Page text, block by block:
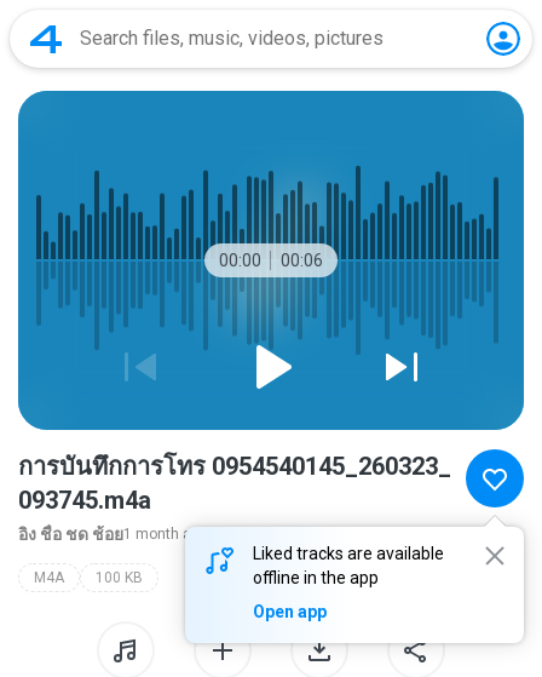
00:00 00:06
Liked tracks are available
offline in the app
Open app
การ​บันทึก​การ​โทร 0954540145_260323_
093745.m4a
อิง ชื่อ ชด ช้อย1 month ago
M4A 100 KB